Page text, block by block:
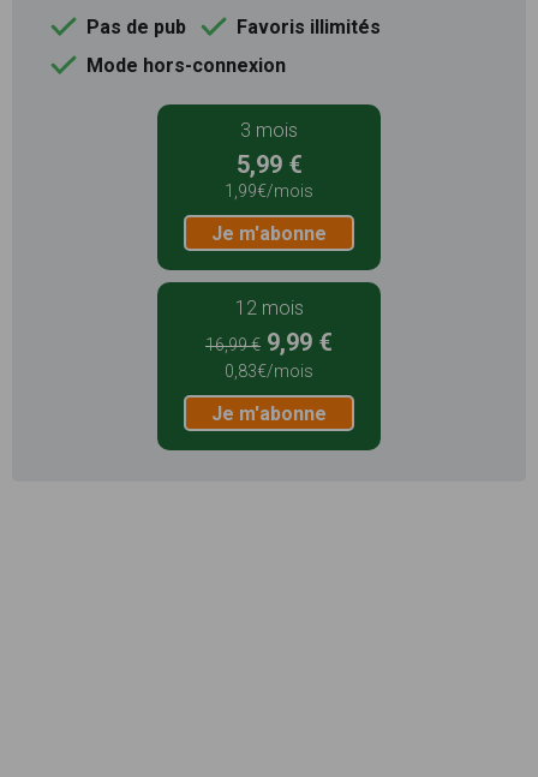
Pas de pub
Favoris illimités
Mode hors-connexion
3 mois
5,99 €
1,99€/mois
Je m'abonne
12 mois
16,99 € 9,99 €
0,83€/mois
Je m'abonne